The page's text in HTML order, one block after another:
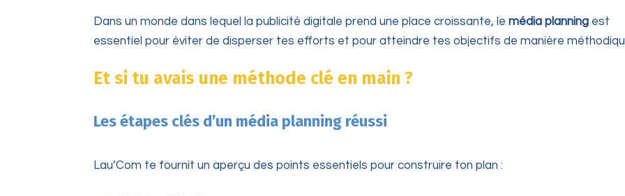
Dans un monde dans lequel la publicité digitale prend une place croissante, lemédia planning est
essentiel pour éviter de disperser tes efforts et pour atteindre tes objectifs de manière
Et si tu avais une méthode clé en main ?
Les étapes clés d’un média planning réussi
Lau’Com te fournit un aperçu des points essentiels pour construire ton plan :